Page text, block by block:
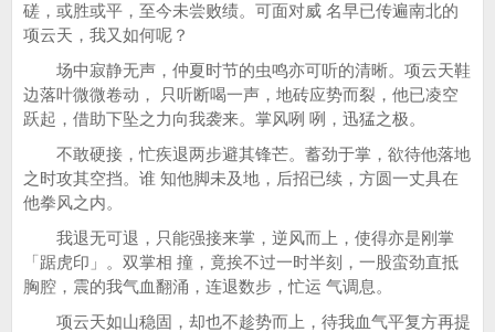
磋，或胜或平，至今未尝败绩。可面对威 名早已传遍南北的
项云天，我又如何呢？
场中寂静无声，仲夏时节的虫鸣亦可听的清晰。项云天鞋
边落叶微微卷动， 只听断喝一声，地砖应势而裂，他已凌空
跃起，借助下坠之力向我袭来。掌风咧 咧，迅猛之极。
不敢硬接，忙疾退两步避其锋芒。蓄劲于掌，欲待他落地
之时攻其空挡。谁 知他脚未及地，后招已续，方圆一丈具在
他拳风之内。
我退无可退，只能强接来掌，逆风而上，使得亦是刚掌
「踞虎印」。双掌相 撞，竟挨不过一时半刻，一股蛮劲直抵
胸腔，震的我气血翻涌，连退数步，忙运 气调息。
项云天如山稳固，却也不趁势而上，待我血气平复方再提